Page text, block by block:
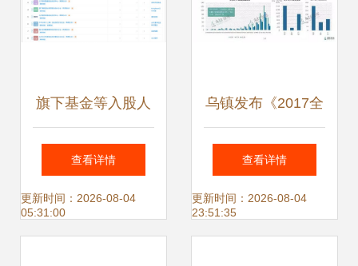
旗下基金等入股人
工智能公司量坤科
技，助力AI应用软
查看详情
更新时间：2026-08-04
05:31:00
乌镇发布《2017全
球人工智能发展报
告》 人工智能应用
查看详情
更新时间：2026-08-04
23:51:35